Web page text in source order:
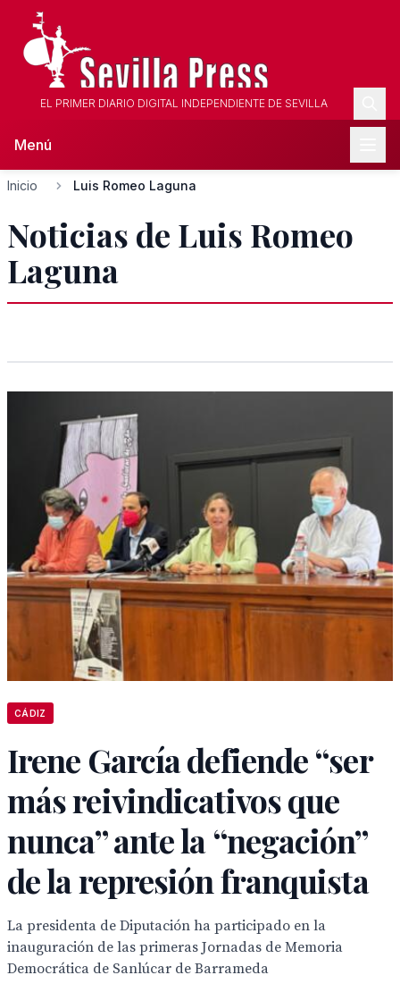
EL PRIMER DIARIO DIGITAL INDEPENDIENTE DE SEVILLA
Menú
Inicio Luis Romeo Laguna
Noticias de Luis Romeo
Laguna
CÁDIZ
Irene García defiende “ser
más reivindicativos que
nunca” ante la “negación”
de la represión franquista
La presidenta de Diputación ha participado en la
inauguración de las primeras Jornadas de Memoria
Democrática de Sanlúcar de Barrameda